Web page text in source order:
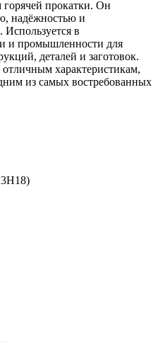
горячей прокатки. Он
надёжностью и
в
и промышленности для
деталей и заготовок.
характеристикам,
из самых востребованных